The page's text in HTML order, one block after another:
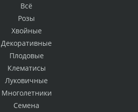
Всё
Розы
Хвойные
Декоративные
Плодовые
Клематисы
Луковичные
Многолетники
Семена